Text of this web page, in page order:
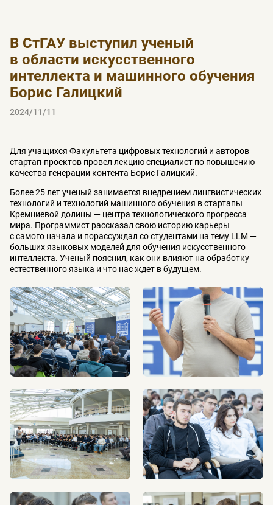
В СтГАУ выступил ученый
в области искусственного
интеллекта и машинного обучения
Борис Галицкий
2024/11/11
Для учащихся Факультета цифровых технологий и авторов
стартап-проектов провел лекцию специалист по повышению
качества генерации контента Борис Галицкий.
Более 25 лет ученый занимается внедрением лингвистических
технологий и технологий машинного обучения в стартапы
Кремниевой долины — центра технологического прогресса
мира. Программист рассказал свою историю карьеры
с самого начала и порассуждал со студентами на тему LLM —
больших языковых моделей для обучения искусственного
интеллекта. Ученый пояснил, как они влияют на обработку
естественного языка и что нас ждет в будущем.